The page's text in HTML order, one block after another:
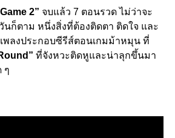
2” จบแล้ว 7 ตอนรวด ไม่ว่าจะ
ก็ตาม หนึ่งสิ่งที่ต้องติดตา ติดใจ และ
ลงประกอบซีรีส์ตอนเกมม้าหมุน ที่
ที่จังหวะติดหูและน่าลุกขึ้นมา
ๆ